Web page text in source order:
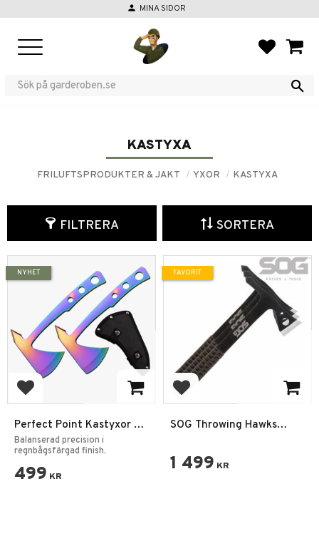
person MINA SIDOR
KASTYXA
FRILUFTSPRODUKTER & JAKT YXOR KASTYXA
FILTRERA SORTERA
Lägg till i favoriter
Perfect Point Kastyxor –
2-pack i regnbågsfinish
Balanserad precision i
regnbågsfärgad finish.
499 KR
NYHET
Lägg till i favoriter
SOG Throwing Hawks
1 499 KR
FAVORIT